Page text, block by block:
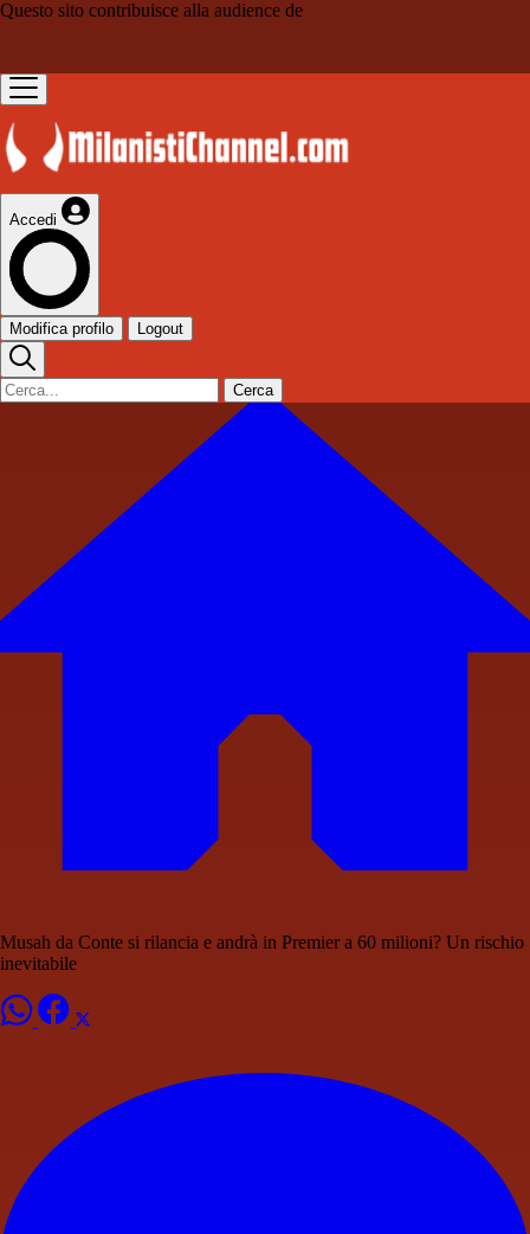
Questo sito contribuisce alla audience de
Accedi
Modifica profilo Logout
Cerca
Musah da Conte si rilancia e andrà in Premier a 60 milioni? Un rischio
inevitabile